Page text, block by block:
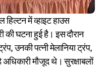
की घटना हुई है। इस दौरान
उनकी पत्नी मेलानिया ट्रंप,
मौजूद थे। सुरक्षाबलों